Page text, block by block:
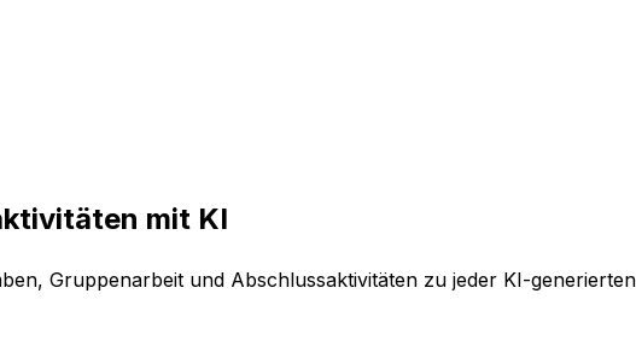
mit KI
Gruppenarbeit und Abschlussaktivitäten zu jeder KI-